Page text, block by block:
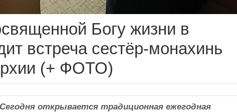
Богу жизни в
встреча сестёр-монахинь
(+ ФОТО)
Сегодня открывается традиционная ежегодная